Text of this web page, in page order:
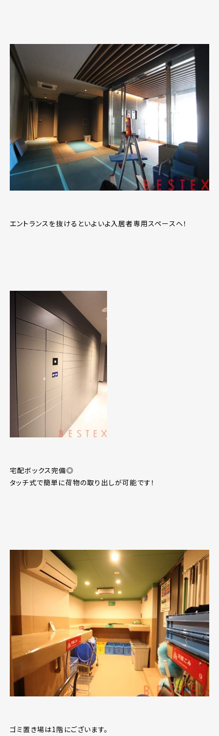
エントランスを抜けるといよいよ入居者専用スペースへ！
宅配ボックス完備◎
タッチ式で簡単に荷物の取り出しが可能です！
ゴミ置き場は1階にございます。